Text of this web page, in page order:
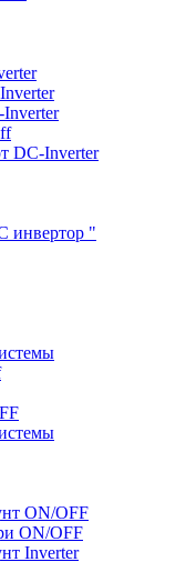
DC-Inverter
"
ON/OFF
ON/OFF
Inverter